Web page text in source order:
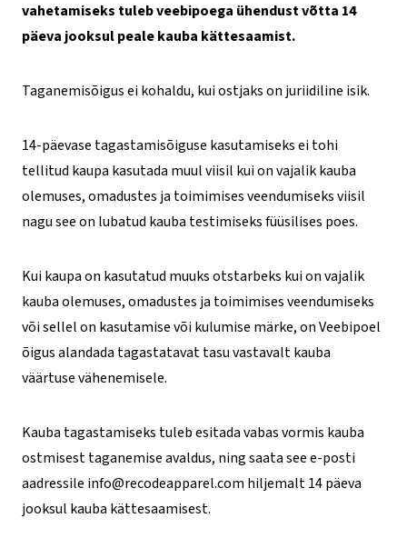
vahetamiseks tuleb veebipoega ühendust võtta 14
päeva jooksul peale kauba kättesaamist.
Taganemisõigus ei kohaldu, kui ostjaks on juriidiline isik.
14-päevase tagastamisõiguse kasutamiseks ei tohi
tellitud kaupa kasutada muul viisil kui on vajalik kauba
olemuses, omadustes ja toimimises veendumiseks viisil
nagu see on lubatud kauba testimiseks füüsilises poes.
Kui kaupa on kasutatud muuks otstarbeks kui on vajalik
kauba olemuses, omadustes ja toimimises veendumiseks
või sellel on kasutamise või kulumise märke, on Veebipoel
õigus alandada tagastatavat tasu vastavalt kauba
väärtuse vähenemisele.
Kauba tagastamiseks tuleb esitada vabas vormis kauba
ostmisest taganemise avaldus, ning saata see e-posti
aadressile info@recodeapparel.com hiljemalt 14 päeva
jooksul kauba kättesaamisest.